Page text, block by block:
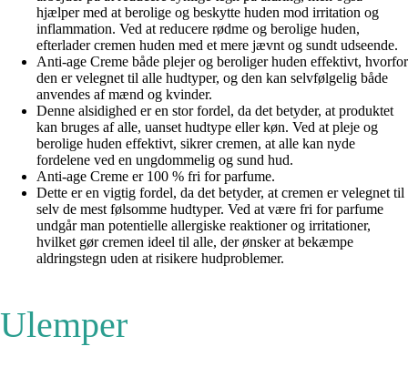
hjælper med at berolige og beskytte huden mod irritation og
inflammation. Ved at reducere rødme og berolige huden,
efterlader cremen huden med et mere jævnt og sundt udseende.
Anti-age Creme både plejer og beroliger huden effektivt, hvorfor
den er velegnet til alle hudtyper, og den kan selvfølgelig både
anvendes af mænd og kvinder.
Denne alsidighed er en stor fordel, da det betyder, at produktet
kan bruges af alle, uanset hudtype eller køn. Ved at pleje og
berolige huden effektivt, sikrer cremen, at alle kan nyde
fordelene ved en ungdommelig og sund hud.
Anti-age Creme er 100 % fri for parfume.
Dette er en vigtig fordel, da det betyder, at cremen er velegnet til
selv de mest følsomme hudtyper. Ved at være fri for parfume
undgår man potentielle allergiske reaktioner og irritationer,
hvilket gør cremen ideel til alle, der ønsker at bekæmpe
aldringstegn uden at risikere hudproblemer.
Ulemper